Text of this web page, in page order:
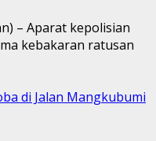
– Aparat kepolisian
kebakaran ratusan
di Jalan Mangkubumi